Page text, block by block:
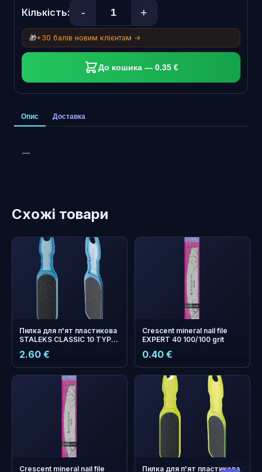
Кількість: - +
🎁+30 балів новим клієнтам →
До кошика — 0.35 €
Опис Доставка
—
Схожі товари
Пилка для п'ят пластикова
STALEKS CLASSIC 10 TYPE
2.60 €
Crescent mineral nail file
EXPERT 40 100/100 grit
0.40 €
Crescent mineral nail file Пилка для п'ят пластикова
бонусних
Збирайте і економте на